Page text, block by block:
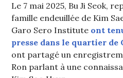
Le 7 mai 2025, Bu Ji Seok,
famille endeuillée de Kim
Garo Sero Institute ont
presse dans le quartier de
ont partagé un
Ron parlant à une